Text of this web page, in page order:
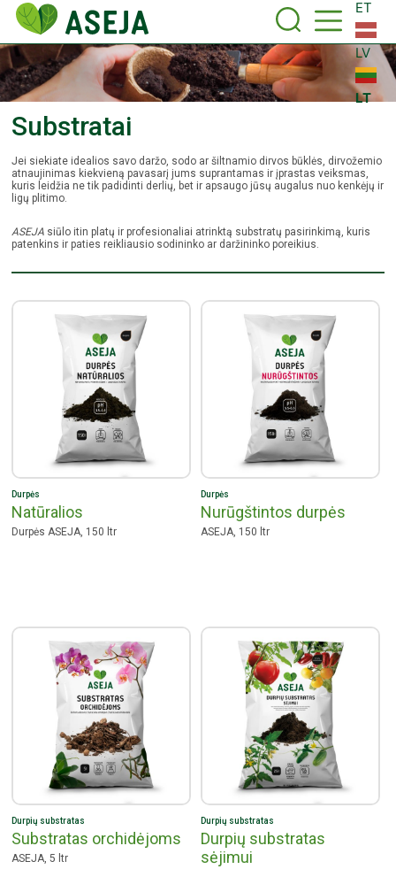
ET
LV
LT
Substratai
Jei siekiate idealios savo daržo, sodo ar šiltnamio dirvos būklės, dirvožemio
atnaujinimas kiekvieną pavasarį jums suprantamas ir įprastas veiksmas,
kuris leidžia ne tik padidinti derlių, bet ir apsaugo jūsų augalus nuo kenkėjų ir
ligų plitimo.
ASEJA siūlo itin platų ir profesionaliai atrinktą substratų pasirinkimą, kuris
patenkins ir paties reikliausio sodininko ar daržininko poreikius.
Durpės
Natūralios
Durpės ASEJA, 150 ltr
Durpės
Nurūgštintos durpės
ASEJA, 150 ltr
Durpių substratas
Substratas orchidėjoms
ASEJA, 5 ltr
Durpių substratas
Durpių substratas
sėjimui